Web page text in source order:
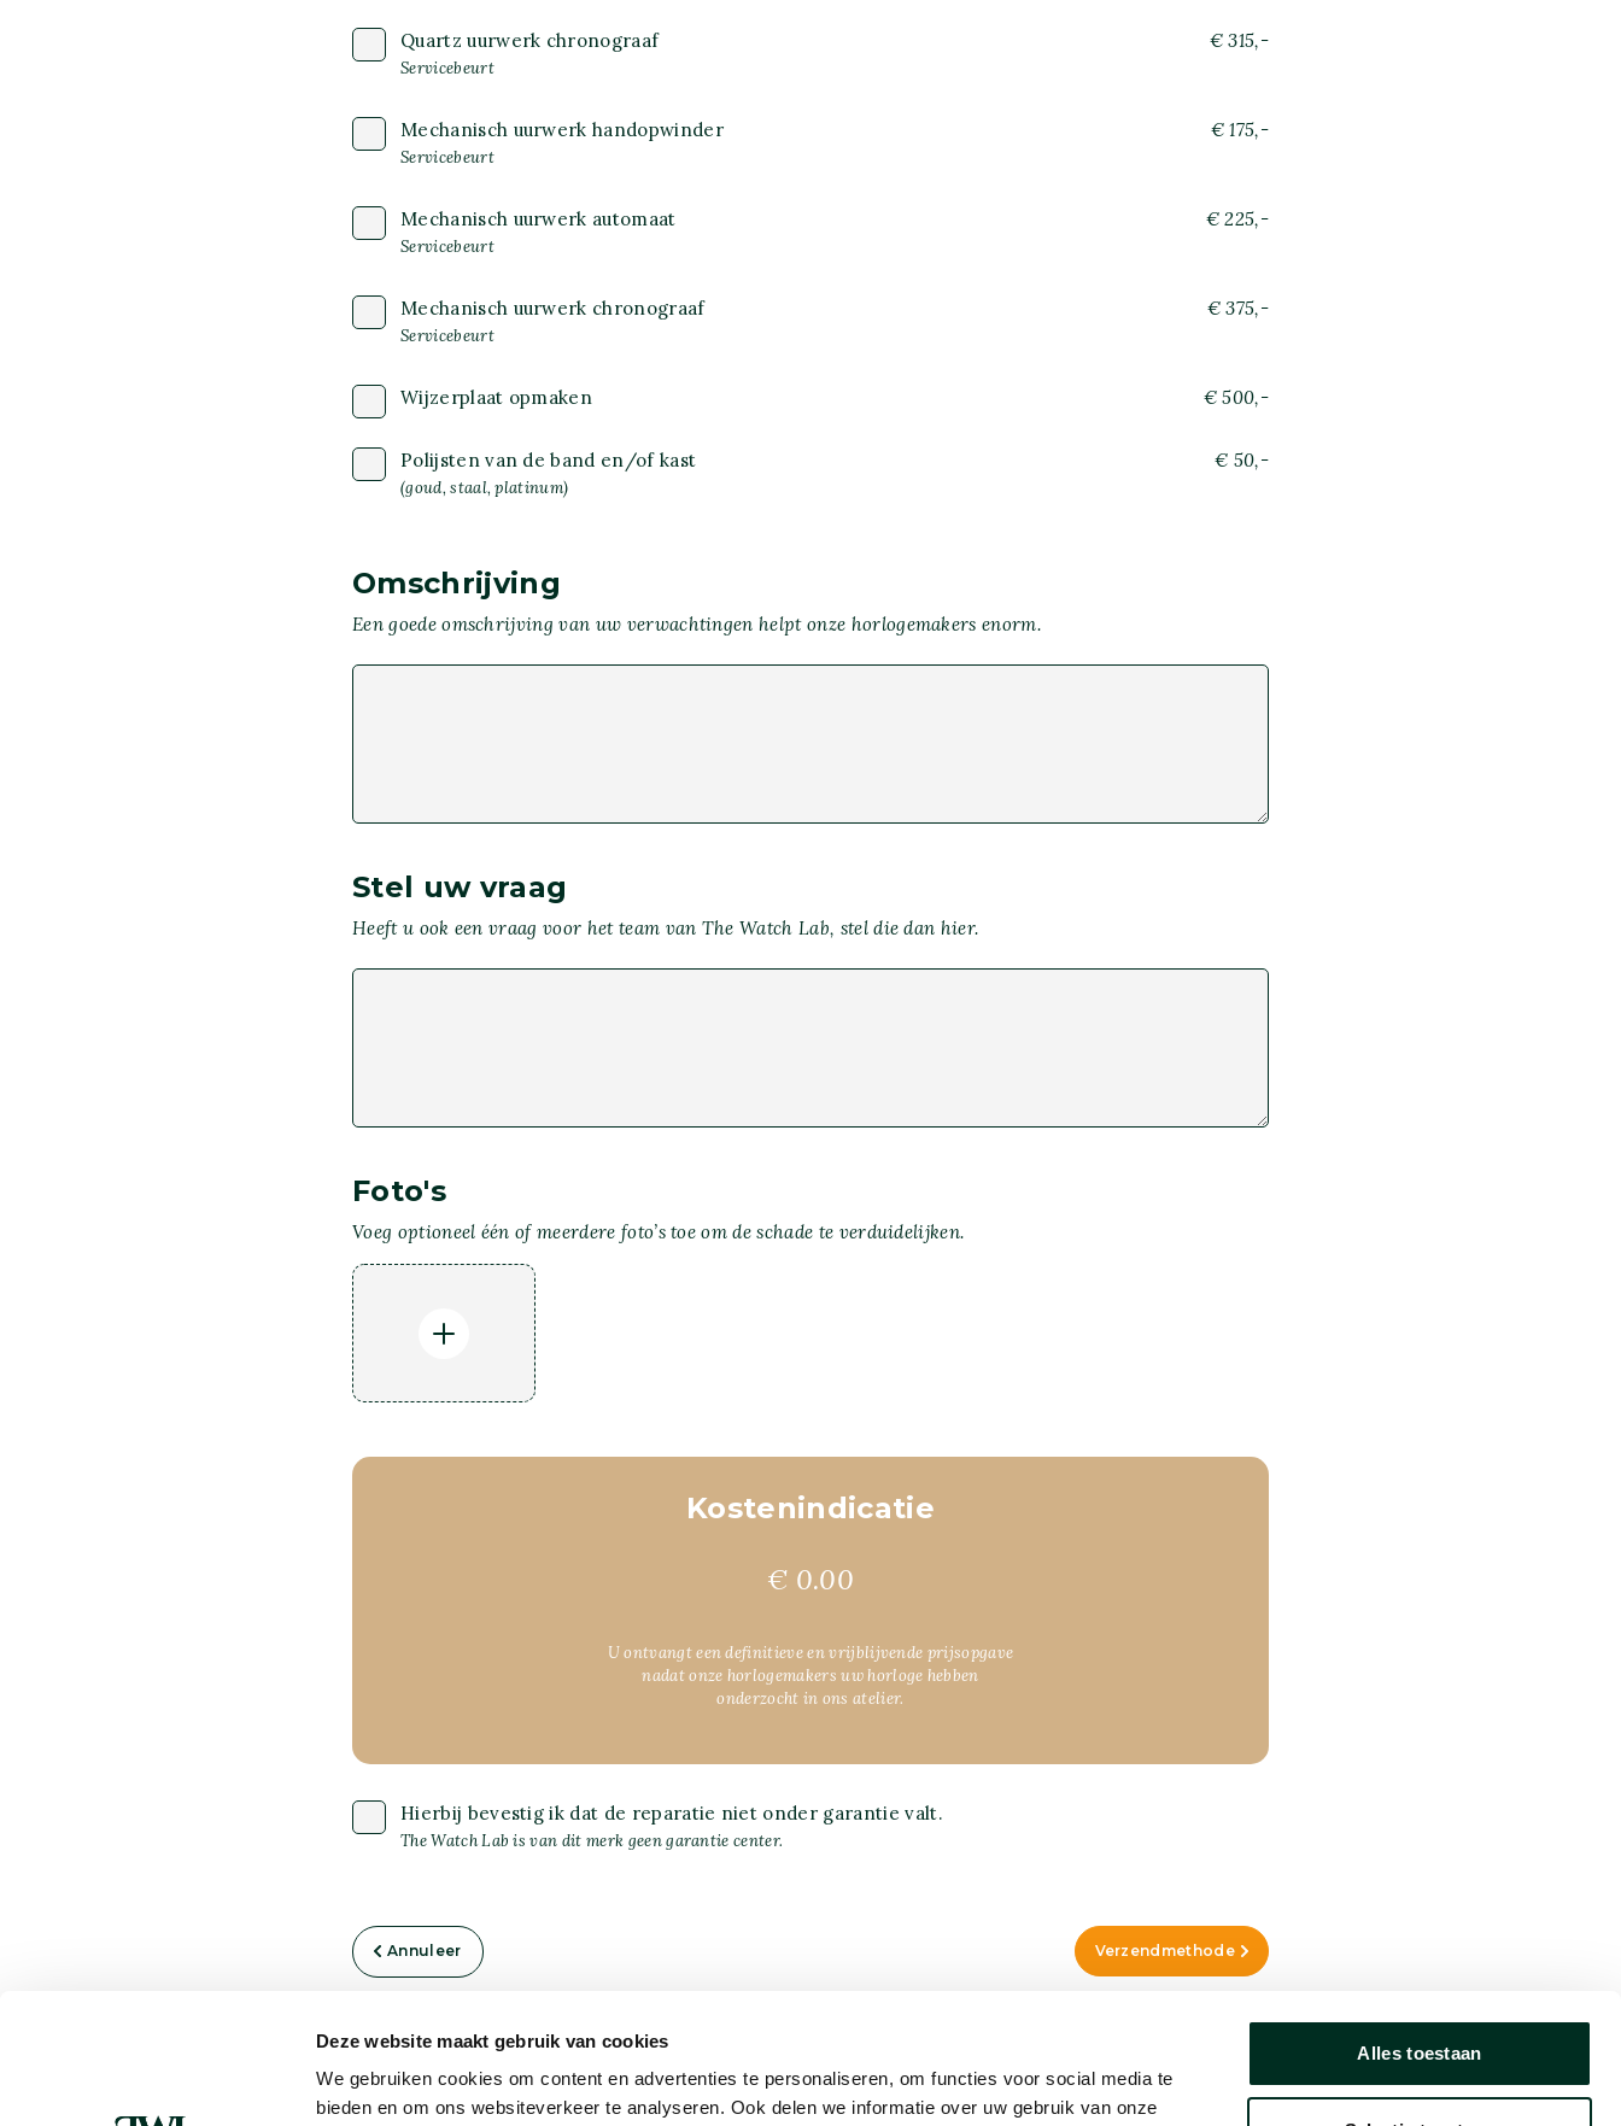
Deze website maakt gebruik van cookies
We gebruiken cookies om content en advertenties te personaliseren, om functies voor social media te
bieden en om ons websiteverkeer te analyseren. Ook delen we informatie over uw gebruik van onze
Alles toestaan
Quartz uurwerk chronograaf
Servicebeurt
€ 315,-
Mechanisch uurwerk handopwinder
Servicebeurt
€ 175,-
Mechanisch uurwerk automaat
Servicebeurt
€ 225,-
Mechanisch uurwerk chronograaf
Servicebeurt
€ 375,-
Wijzerplaat opmaken € 500,-
Polijsten van de band en/of kast
(goud, staal, platinum)
€ 50,-
Omschrijving
Een goede omschrijving van uw verwachtingen helpt onze horlogemakers enorm.
Stel uw vraag
Heeft u ook een vraag voor het team van The Watch Lab, stel die dan hier.
Foto's
Voeg optioneel één of meerdere foto’s toe om de schade te verduidelijken.
Kostenindicatie
€ 0.00
U ontvangt een definitieve en vrijblijvende prijsopgave
nadat onze horlogemakers uw horloge hebben
onderzocht in ons atelier.
Hierbij bevestig ik dat de reparatie niet onder garantie valt.
The Watch Lab is van dit merk geen garantie center.
Annuleer Verzendmethode
DE KOSTENINDICATIE IS INCLUSIEF:
Arbeidsloon